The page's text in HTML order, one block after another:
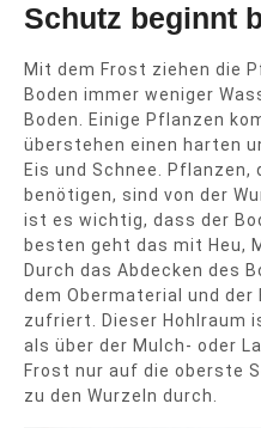
Schutz beginnt
Mit dem Frost ziehen die
Boden immer weniger
Boden. Einige Pflanzen
überstehen einen harten
Eis und Schnee.
benötigen, sind von der
ist es wichtig, dass der
besten geht das mit Heu,
Durch das Abdecken des
dem Obermaterial und der
zufriert. Dieser Hohlraum
als über der Mulch- oder
Frost nur auf die oberste
zu den Wurzeln durch.